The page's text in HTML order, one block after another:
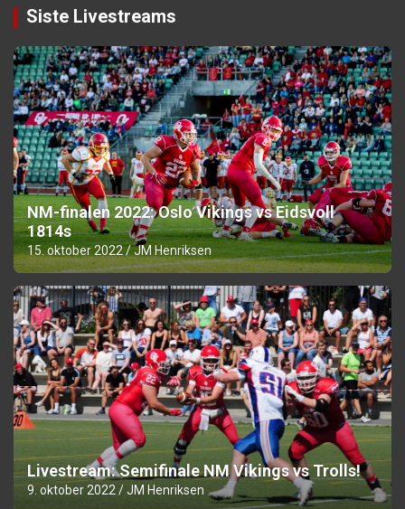
Siste Livestreams
NM-finalen 2022: Oslo Vikings vs Eidsvoll
1814s
15. oktober 2022 JM Henriksen
Livestream: Semifinale NM Vikings vs Trolls!
9. oktober 2022 JM Henriksen